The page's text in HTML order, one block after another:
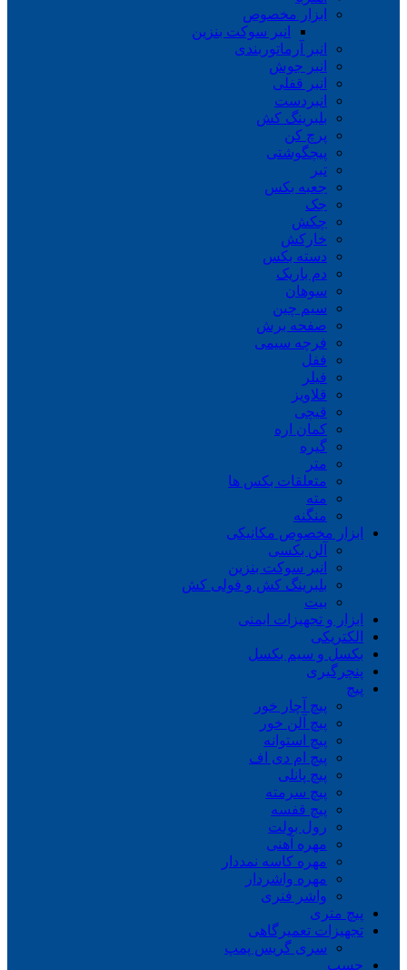
ابزار مخصوص
انبر سوکت بنزین
انبر آرماتوربندی
انبر جوش
انبر قفلی
انبردست
بلبرینگ کش
پرچ کن
پیچگوشتی
تبر
جعبه بکس
جک
چکش
خارکش
دسته بکس
دم باریک
سوهان
سیم چین
صفحه برش
فرچه سیمی
ففل
فیلر
قلاویز
قیچی
کمان اره
گیره
متر
متعلقات بکس ها
مته
منگنه
ابزار مخصوص مکانیکی
آلن بکسی
انبر سوکت بنزین
بلبرینگ کش و فولی کش
بیت
ابزار و تجهیزات ایمنی
الکتریکی
بکسل و سیم بکسل
پنچرگیری
پیچ
پیچ آچار خور
پیچ آلن خور
پیچ استوانه
پیچ ام دی اف
پیچ پانلی
پیچ سرمته
پیچ قفسه
رول بولت
مهره آهنی
مهره کاسه نمددار
مهره واشردار
واشر فنری
پیچ متری
تجهیزات تعمیرگاهی
سری گریس پمپ
چسب